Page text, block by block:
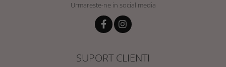
Urmareste-ne in social media
SUPORT CLIENTI